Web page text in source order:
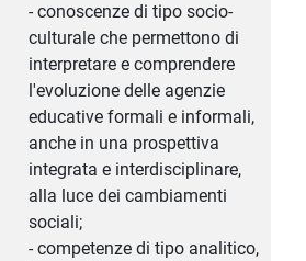
- conoscenze di tipo socio-
culturale che permettono di
interpretare e comprendere
l'evoluzione delle agenzie
educative formali e informali,
anche in una prospettiva
integrata e interdisciplinare,
alla luce dei cambiamenti
sociali;
- competenze di tipo analitico,